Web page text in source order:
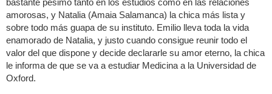
amorosas, y Natalia (Amaia Salamanca) la chica más lista y
sobre todo más guapa de su instituto. Emilio lleva toda la vida
enamorado de Natalia, y justo cuando consigue reunir todo el
valor del que dispone y decide declararle su amor eterno, la chica
le informa de que se va a estudiar Medicina a la Universidad de
Oxford.